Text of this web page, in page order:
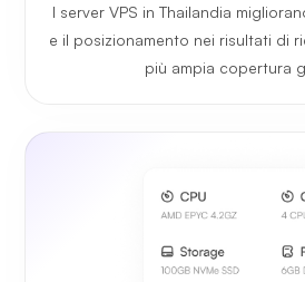
I server VPS in Thailandia
e il posizionamento nei risultati di
più ampia copertura